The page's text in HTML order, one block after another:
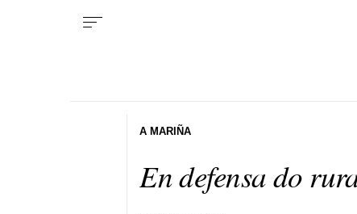
En defensa do
A MARIÑA